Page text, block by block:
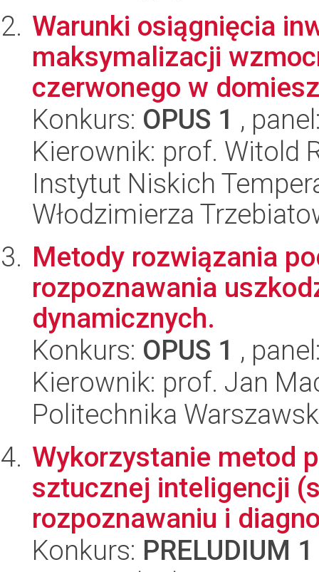
Warunki osiągnięcia
maksymalizacji
czerwonego w
Konkurs: OPUS 1 ,
Kierownik: prof. Witold
Instytut Niskich
Włodzimierza
Metody rozwiązania
rozpoznawania
dynamicznych.
Konkurs: OPUS 1 ,
Kierownik: prof. Jan
Politechnika
Wykorzystanie metod
sztucznej inteligencji
rozpoznawaniu i
Konkurs: PRELUDIUM 1